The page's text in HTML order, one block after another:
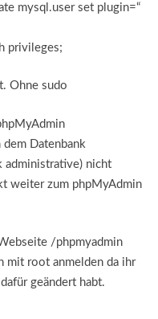
mysql.user set plugin=“
privileges;
Ohne sudo
Datenbank
administrative) nicht
weiter zum phpMyAdmin
/phpmyadmin
mit root anmelden da ihr
geändert habt.